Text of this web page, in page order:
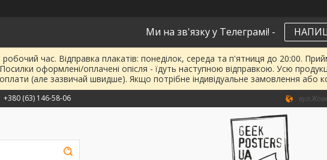
Ми на зв'язку у Телеграмі! -
час. Відправка плакатів: понеділок, середа та п'ятниця до 20:00.
Посилки оформлені/оплачені опісля - їдуть наступною відправкою. Усю
оплати (але зазвичай швидше). Якщо потрібне індивідуальне замовлення або
+380 (63) 146-58-06